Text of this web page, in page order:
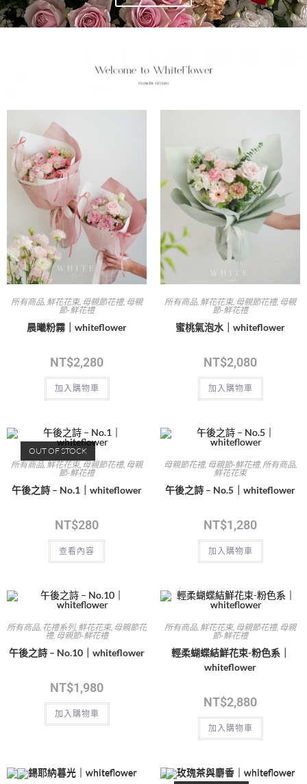
所有商品, 鮮花花束, 母親節花禮, 母親
節-鮮花禮
晨曦粉霧｜whiteflower
NT$2,280
加入購物車
所有商品, 鮮花花束, 母親節花禮, 母親
節-鮮花禮
蜜桃氣泡水｜whiteflower
NT$2,080
加入購物車
OUT OF STOCK
所有商品, 鮮花花束, 母親節花禮, 母親
節-鮮花禮
午後之詩 – No.1｜whiteflower
NT$280
查看內容
母親節花禮, 母親節-鮮花禮,所有商品,
鮮花花束
午後之詩 – No.5｜whiteflower
NT$1,280
加入購物車
所有商品, 花禮系列, 鮮花花束, 母親節花
禮, 母親節-鮮花禮
午後之詩 – No.10｜whiteflower
NT$1,980
加入購物車
所有商品, 鮮花花束, 母親節花禮, 母親
節-鮮花禮
輕柔蝴蝶結鮮花束-粉色系｜
whiteflower
NT$2,880
加入購物車